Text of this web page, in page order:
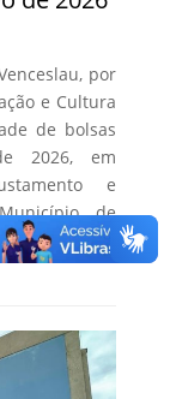
por
e Cultura
de bolsas
2026, em
e
de
Escoteco –